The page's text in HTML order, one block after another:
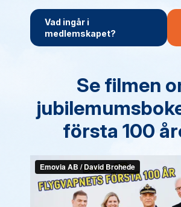
Vad ingår i
medlemskapet?
Se filmen
första 100